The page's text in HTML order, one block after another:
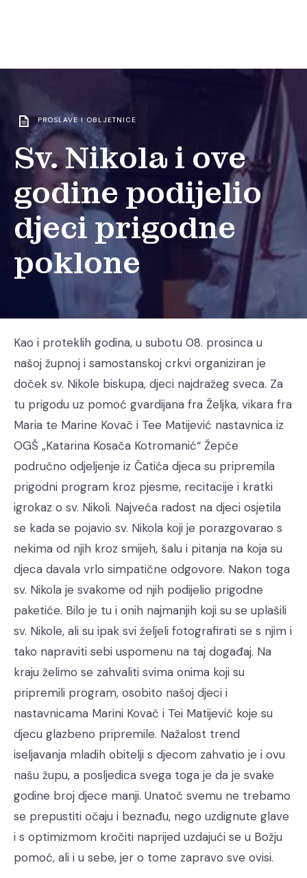
PROSLAVE I OBLJETNICE
Sv. Nikola i ove
godine podijelio
djeci prigodne
poklone
Kao i proteklih godina, u subotu 08. prosinca u
našoj župnoj i samostanskoj crkvi organiziran je
doček sv. Nikole biskupa, djeci najdražeg sveca. Za
tu prigodu uz pomoć gvardijana fra Željka, vikara fra
Maria te Marine Kovač i Tee Matijević nastavnica iz
OGŠ „Katarina Kosača Kotromanić“ Žepče
područno odjeljenje iz Čatića djeca su pripremila
prigodni program kroz pjesme, recitacije i kratki
igrokaz o sv. Nikoli. Najveća radost na djeci osjetila
se kada se pojavio sv. Nikola koji je porazgovarao s
nekima od njih kroz smijeh, šalu i pitanja na koja su
djeca davala vrlo simpatične odgovore. Nakon toga
sv. Nikola je svakome od njih podijelio prigodne
paketiće. Bilo je tu i onih najmanjih koji su se uplašili
sv. Nikole, ali su ipak svi željeli fotografirati se s njim i
tako napraviti sebi uspomenu na taj događaj. Na
kraju želimo se zahvaliti svima onima koji su
pripremili program, osobito našoj djeci i
nastavnicama Marini Kovač i Tei Matijević koje su
djecu glazbeno pripremile. Nažalost trend
iseljavanja mladih obitelji s djecom zahvatio je i ovu
našu župu, a posljedica svega toga je da je svake
godine broj djece manji. Unatoč svemu ne trebamo
se prepustiti očaju i beznađu, nego uzdignute glave
i s optimizmom kročiti naprijed uzdajući se u Božju
pomoć, ali i u sebe, jer o tome zapravo sve ovisi.